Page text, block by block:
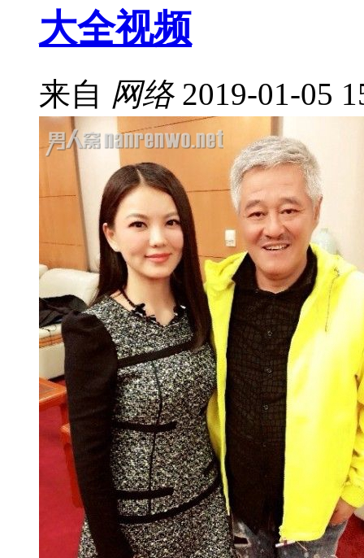
大全视频
来自 网络 2019-01-05